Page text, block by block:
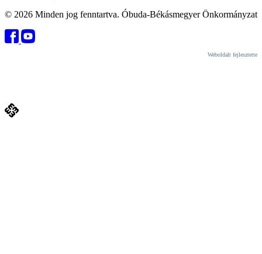
© 2026 Minden jog fenntartva. Óbuda-Békásmegyer Önkormányzat
Weboldalt fejlesztette